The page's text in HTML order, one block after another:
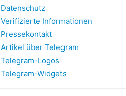
Datenschutz
Verifizierte Informationen
Pressekontakt
Artikel über Telegram
Telegram-Logos
Telegram-Widgets